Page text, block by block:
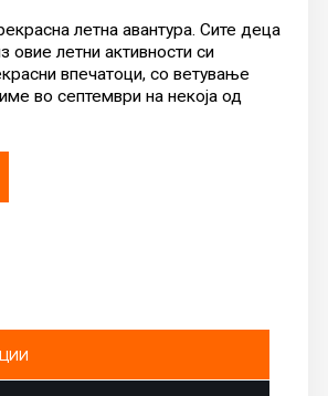
летна авантура. Сите деца
овие летни активности си
впечатоци, со ветување
во септември на некоја од